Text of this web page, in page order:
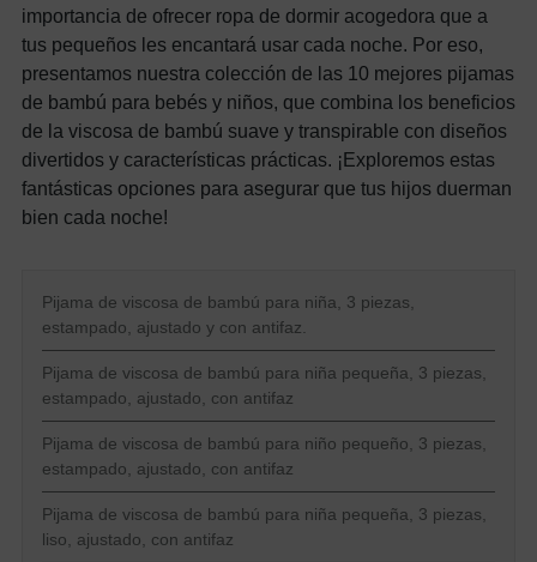
importancia de ofrecer ropa de dormir acogedora que a
tus pequeños les encantará usar cada noche. Por eso,
presentamos nuestra colección de las 10 mejores pijamas
de bambú para bebés y niños, que combina los beneficios
de la viscosa de bambú suave y transpirable con diseños
divertidos y características prácticas. ¡Exploremos estas
fantásticas opciones para asegurar que tus hijos duerman
bien cada noche!
Pijama de viscosa de bambú para niña, 3 piezas,
estampado, ajustado y con antifaz.
Pijama de viscosa de bambú para niña pequeña, 3 piezas,
estampado, ajustado, con antifaz
Pijama de viscosa de bambú para niño pequeño, 3 piezas,
estampado, ajustado, con antifaz
Pijama de viscosa de bambú para niña pequeña, 3 piezas,
liso, ajustado, con antifaz